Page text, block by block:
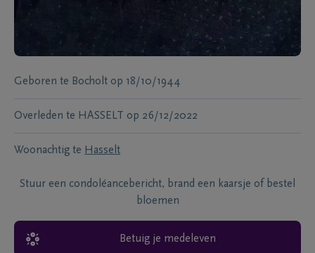
Geboren te Bocholt op 18/10/1944
Overleden te HASSELT op 26/12/2022
Woonachtig te Hasselt
Stuur een condoléancebericht, brand een kaarsje of bestel
bloemen
Betuig je medeleven